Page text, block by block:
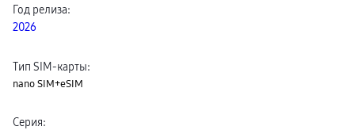
Год релиза:
2026
Тип SIM-карты:
nano SIM+eSIM
Серия: